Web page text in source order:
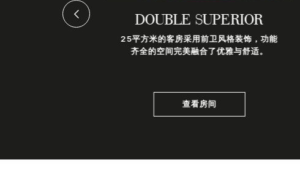
DOUBLE SUPERIOR
25平方米的客房采用前卫风格装饰，功能
齐全的空间完美融合了优雅与舒适。
查看房间